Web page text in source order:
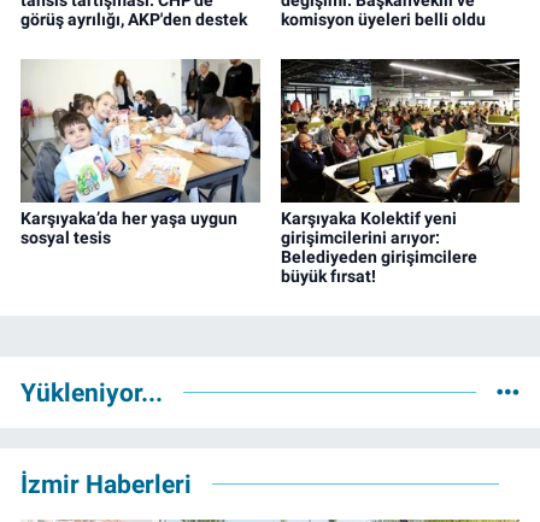
görüş ayrılığı, AKP'den destek
komisyon üyeleri belli oldu
Karşıyaka’da her yaşa uygun
sosyal tesis
Karşıyaka Kolektif yeni
girişimcilerini arıyor:
Belediyeden girişimcilere
büyük fırsat!
Yükleniyor...
İzmir Haberleri